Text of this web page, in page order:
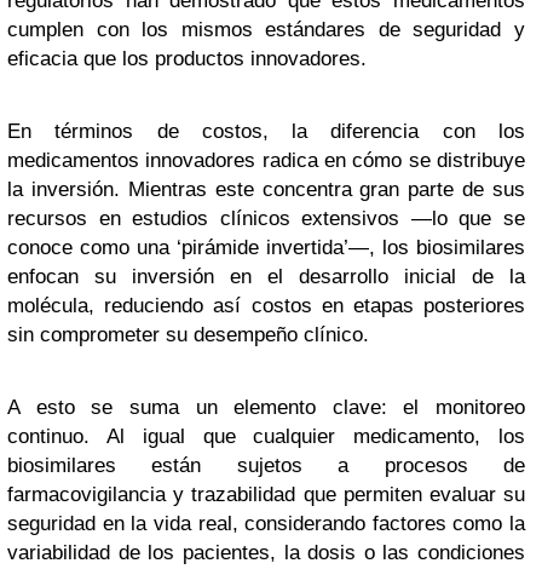
cumplen con los mismos estándares de seguridad y
eficacia que los productos innovadores.
En términos de costos, la diferencia con los
medicamentos innovadores radica en cómo se distribuye
la inversión. Mientras este concentra gran parte de sus
recursos en estudios clínicos extensivos —lo que se
conoce como una ‘pirámide invertida’—, los biosimilares
enfocan su inversión en el desarrollo inicial de la
molécula, reduciendo así costos en etapas posteriores
sin comprometer su desempeño clínico.
A esto se suma un elemento clave: el monitoreo
continuo. Al igual que cualquier medicamento, los
biosimilares están sujetos a procesos de
farmacovigilancia y trazabilidad que permiten evaluar su
seguridad en la vida real, considerando factores como la
variabilidad de los pacientes, la dosis o las condiciones